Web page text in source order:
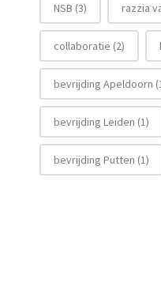
NSB (3) razzia
collaboratie (2)
bevrijding Apeldoorn
bevrijding Leiden (1)
bevrijding Putten (1)